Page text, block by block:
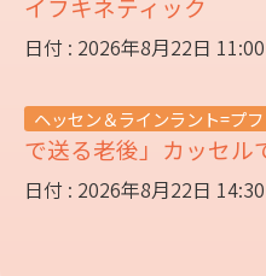
日付 : 2026年8月22日
ヘッセン＆ラインラント=プ
で送る老後」カッセ
日付 : 2026年8月22日